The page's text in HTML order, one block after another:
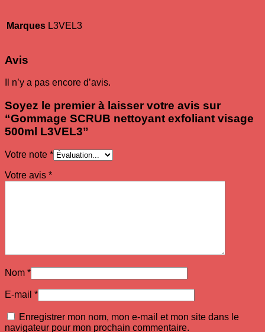
Marques L3VEL3
Avis
Il n’y a pas encore d’avis.
Soyez le premier à laisser votre avis sur
“Gommage SCRUB nettoyant exfoliant visage
500ml L3VEL3”
Votre note *
Votre avis *
Nom *
E-mail *
Enregistrer mon nom, mon e-mail et mon site dans le
navigateur pour mon prochain commentaire.